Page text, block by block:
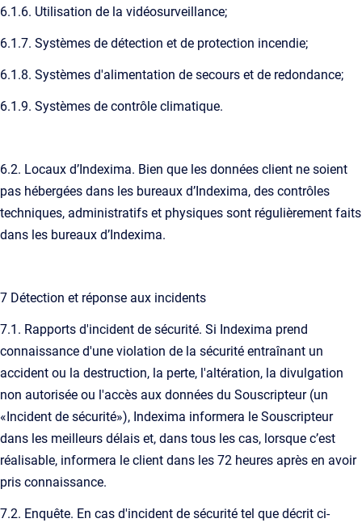
6.1.6. Utilisation de la vidéosurveillance;
6.1.7. Systèmes de détection et de protection incendie;
6.1.8. Systèmes d'alimentation de secours et de redondance;
6.1.9. Systèmes de contrôle climatique.
6.2. Locaux d’Indexima. Bien que les données client ne soient
pas hébergées dans les bureaux d’Indexima, des contrôles
techniques, administratifs et physiques sont régulièrement faits
dans les bureaux d’Indexima.
7 Détection et réponse aux incidents
7.1. Rapports d'incident de sécurité. Si Indexima prend
connaissance d'une violation de la sécurité entraînant un
accident ou la destruction, la perte, l'altération, la divulgation
non autorisée ou l'accès aux données du Souscripteur (un
«Incident de sécurité»), Indexima informera le Souscripteur
dans les meilleurs délais et, dans tous les cas, lorsque c’est
réalisable, informera le client dans les 72 heures après en avoir
pris connaissance.
7.2. Enquête. En cas d'incident de sécurité tel que décrit ci-